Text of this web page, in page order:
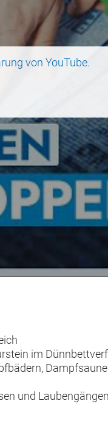
von YouTube.
im
und